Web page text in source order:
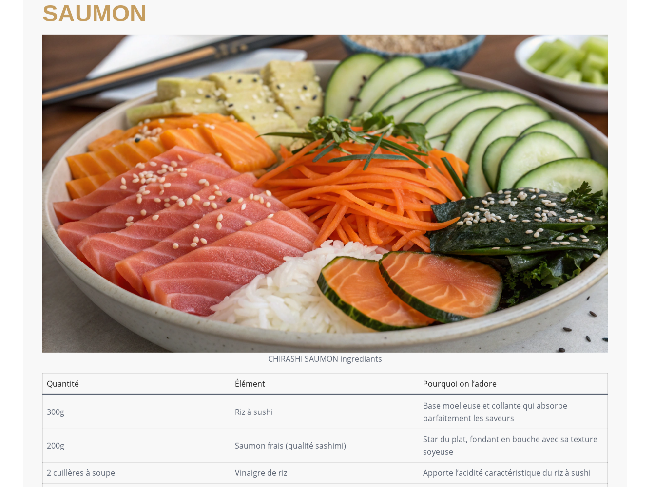
SAUMON
CHIRASHI SAUMON ingrediants
Quantité Élément Pourquoi on l’adore
300g Riz à sushi
Base moelleuse et collante qui absorbe
parfaitement les saveurs
200g Saumon frais (qualité sashimi)
Star du plat, fondant en bouche avec sa texture
soyeuse
2 cuillères à soupe
Vinaigre de riz Apporte l’acidité caractéristique du riz à sushi